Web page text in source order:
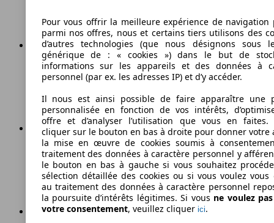
Autres
118 g/km
Émissions de CO2 (combinées)*
Pour vous offrir la meilleure expérience de navigation
parmi nos offres, nous et certains tiers utilisons des
d’autres technologies (que nous désignons sous
générique de : « cookies ») dans le but de
informations sur les appareils et des données à
personnel (par ex. les adresses IP) et d’y accéder.
Il nous est ainsi possible de faire apparaître une
personnalisée en fonction de vos intérêts,
offre et d’analyser l’utilisation que vous en faites.
cliquer sur le bouton en bas à droite pour donner votre
la mise en œuvre de cookies soumis à
traitement des données à caractère personnel y
le bouton en bas à gauche si vous souhaitez
sélection détaillée des cookies ou si vous voulez vous
au traitement des données à caractère personnel
la poursuite d’intérêts légitimes. Si vous ne voulez
votre consentement, veuillez cliquer ici.